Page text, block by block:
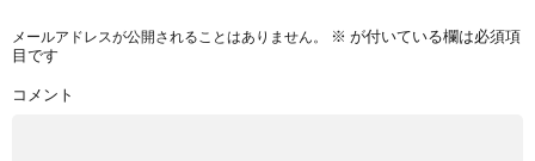
メールアドレスが公開されることはありません。 ※ が付いている欄は必須項
目です
コメント